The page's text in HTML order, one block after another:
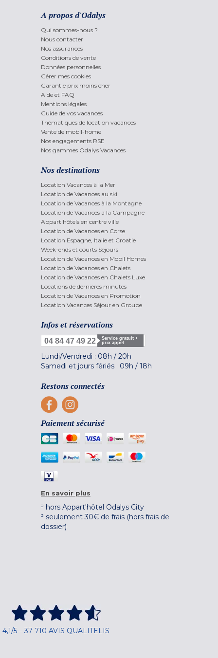
A propos d'Odalys
Qui sommes-nous ?
Nous contacter
Nos assurances
Conditions de vente
Données personnelles
Gérer mes cookies
Garantie prix moins cher
Aide et FAQ
Mentions légales
Guide de vos vacances
Thématiques de location vacances
Vente de mobil-home
Nos engagements RSE
Nos gammes Odalys Vacances
Nos destinations
Location Vacances à la Mer
Location de Vacances au ski
Location de Vacances à la Montagne
Location de Vacances à la Campagne
Appart'hôtels en centre ville
Location de Vacances en Corse
Location Espagne, Italie et Croatie
Week-ends et courts Séjours
Location de Vacances en Mobil Homes
Location de Vacances en Chalets
Location de Vacances en Chalets Luxe
Locations de dernières minutes
Location de Vacances en Promotion
Location Vacances Séjour en Groupe
Infos et réservations
04 84 47 49 22
Service gratuit +
prix appel
Lundi/Vendredi : 08h / 20h
Samedi et jours fériés : 09h / 18h
Restons connectés
Paiement sécurisé
En savoir plus
² hors Appart'hôtel Odalys City
³ seulement 30€ de frais (hors frais de
dossier)
4,1/5 – 37 710 AVIS QUALITELIS